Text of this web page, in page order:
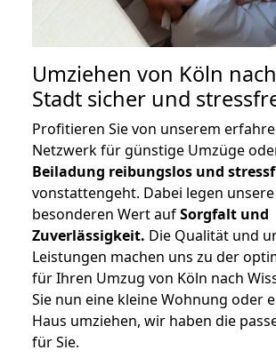
Umziehen von Köln
Stadt sicher und
Profitieren Sie von unserem
Netzwerk für günstige Umzüge
Beiladung reibungslos und
vonstattengeht. Dabei legen
besonderen Wert aufSorgfalt und
Zuverlässigkeit. Die Qualität und
Leistungen machen uns zu der
für Ihren Umzug von Köln nach
Sie nun eine kleine Wohnung oder
Haus umziehen, wir haben die
für Sie.